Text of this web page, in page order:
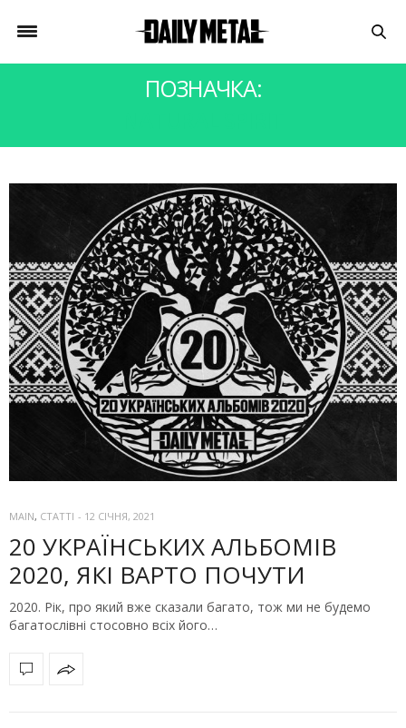
ПОЗНАЧКА:
MAIN, СТАТТІ - 12 СІЧНЯ, 2021
20 УКРАЇНСЬКИХ АЛЬБОМІВ
2020, ЯКІ ВАРТО ПОЧУТИ
2020. Рік, про який вже сказали багато, тож ми не будемо
багатослівні стосовно всіх його…